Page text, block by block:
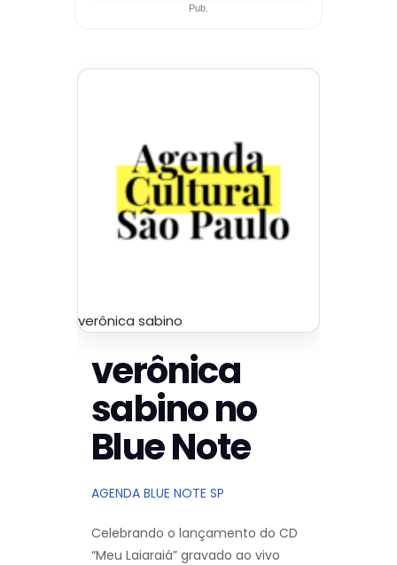
Pub.
verônica sabino
verônica
sabino no
Blue Note
AGENDA BLUE NOTE SP
Celebrando o lançamento do CD
“Meu Laiaraiá” gravado ao vivo